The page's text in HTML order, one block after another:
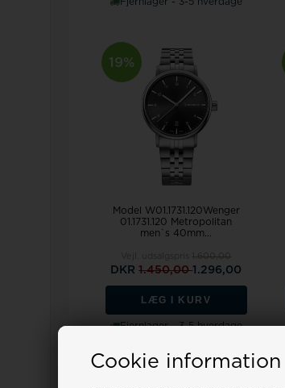
Cookie information
19%
Model W01.1731.120Wenger
01.1731.120 Metropolitan
men`s 40mm...
DKR1.450,001.296,00
LÆG I KURV
Fjernlager - 3-5 hverdage